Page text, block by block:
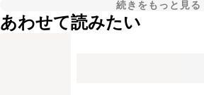
続きをもっと見る
あわせて読みたい